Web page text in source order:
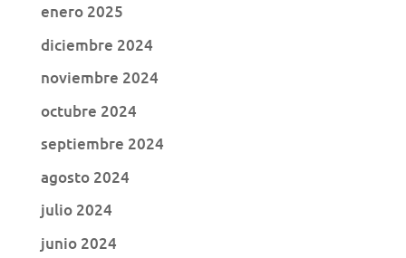
enero 2025
diciembre 2024
noviembre 2024
octubre 2024
septiembre 2024
agosto 2024
julio 2024
junio 2024